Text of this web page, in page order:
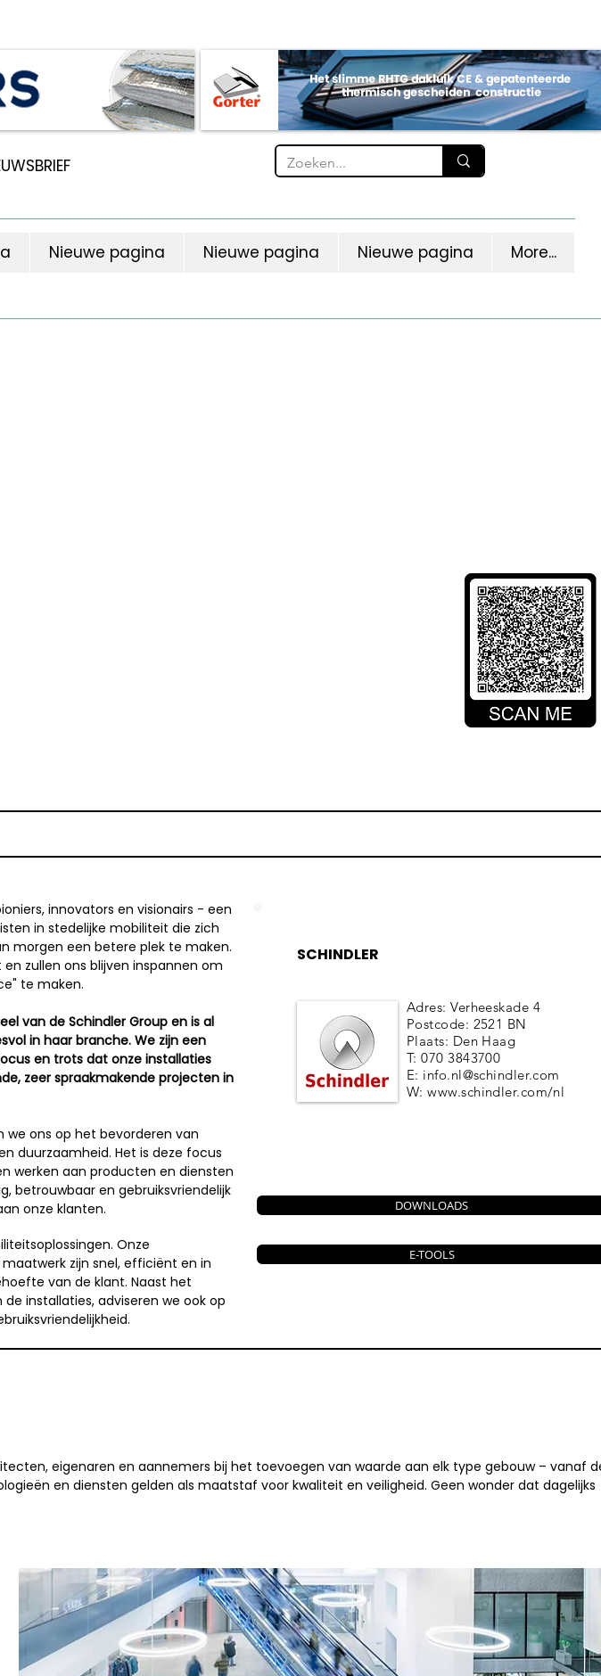
Nieuwe pagina Nieuwe pagina Nieuwe pagina More...
SCHINDLER
Adres: Verheeskade 4
Postcode: 2521 BN
Plaats: Den Haag
T: 070 3843700
E: info.nl@schindler.com
W:www.schindler.com/nl
innovators en visionairs - een
in stedelijke mobiliteit die zich
morgen een betere plek te maken.
zullen ons blijven inspannen om
te maken.
van de Schindler Group en is al
in haar branche. We zijn een
en trots dat onze installaties
zeer spraakmakende projecten in
we ons op het bevorderen van
duurzaamheid. Het is deze focus
werken aan producten en diensten
betrouwbaar en gebruiksvriendelijk
onze klanten.
Onze
zijn snel, efficiënt en in
van de klant. Naast het
installaties, adviseren we ook op
DOWNLOADS
E-TOOLS
eigenaren en aannemers bij het toevoegen van waarde aan elk type gebouw – vanaf
en diensten gelden als maatstaf voor kwaliteit en veiligheid. Geen wonder dat dagelijks